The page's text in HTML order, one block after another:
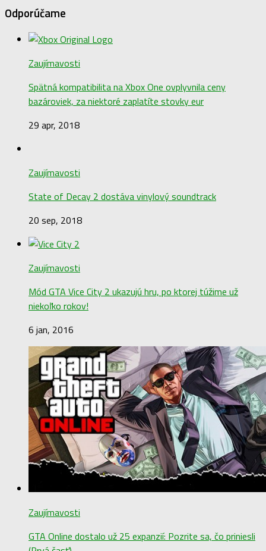
Odporúčame
Zaujímavosti
Spätná kompatibilita na Xbox One ovplyvnila ceny
bazároviek, za niektoré zaplatíte stovky eur
29 apr, 2018
Zaujímavosti
State of Decay 2 dostáva vinylový soundtrack
20 sep, 2018
Zaujímavosti
Mód GTA Vice City 2 ukazujú hru, po ktorej túžime už
niekoľko rokov!
6 jan, 2016
Zaujímavosti
GTA Online dostalo už 25 expanzií: Pozrite sa, čo priniesli